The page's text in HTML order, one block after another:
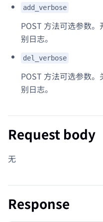
add_verbose
POST 方法可选参数
别日志。
del_verbose
POST 方法可选参数
别日志。
Request body
无
Response